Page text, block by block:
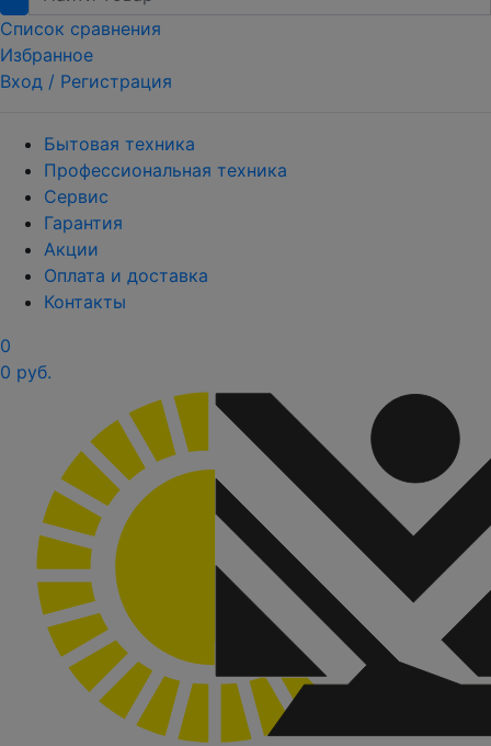
Список сравнения
Избранное
Вход / Регистрация
Бытовая техника
Профессиональная техника
Сервис
Гарантия
Акции
Оплата и доставка
Контакты
0
0 руб.